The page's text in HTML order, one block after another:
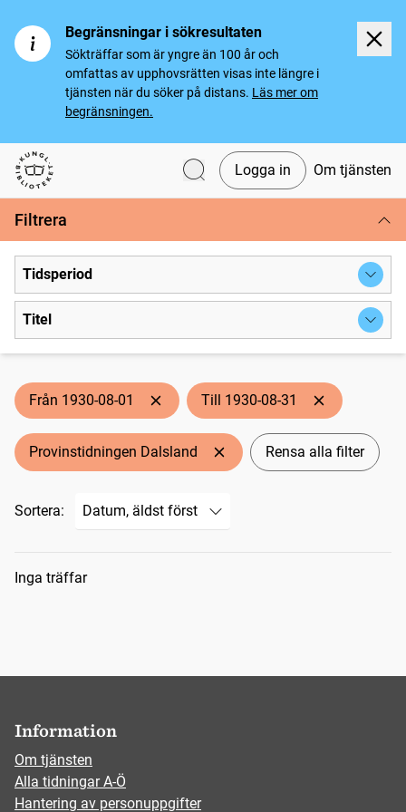
Begränsningar i sökresultaten
Sökträffar som är yngre än 100 år och
omfattas av upphovsrätten visas inte längre i
tjänsten när du söker på distans. Läs mer om
begränsningen.
Svenska tidningar
Logga in Om tjänsten
Filtrera
Tidsperiod
Titel
Från 1930-08-01 Till 1930-08-31
Provinstidningen Dalsland Rensa alla filter
Sortera:
Sökresultat
Inga träffar
Information
Om tjänsten
Alla tidningar A-Ö
Hantering av personuppgifter